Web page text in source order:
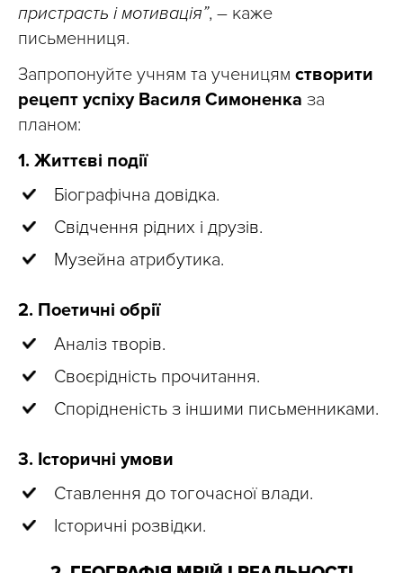
пристрасть і мотивація”, – каже
письменниця.
Запропонуйте учням та ученицям створити
рецепт успіху Василя Симоненка за
планом:
1. Життєві події
Біографічна довідка.
Свідчення рідних і друзів.
Музейна атрибутика.
2. Поетичні обрії
Аналіз творів.
Своєрідність прочитання.
Спорідненість з іншими письменниками.
3. Історичні умови
Ставлення до тогочасної влади.
Історичні розвідки.